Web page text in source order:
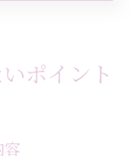
ポイント
容